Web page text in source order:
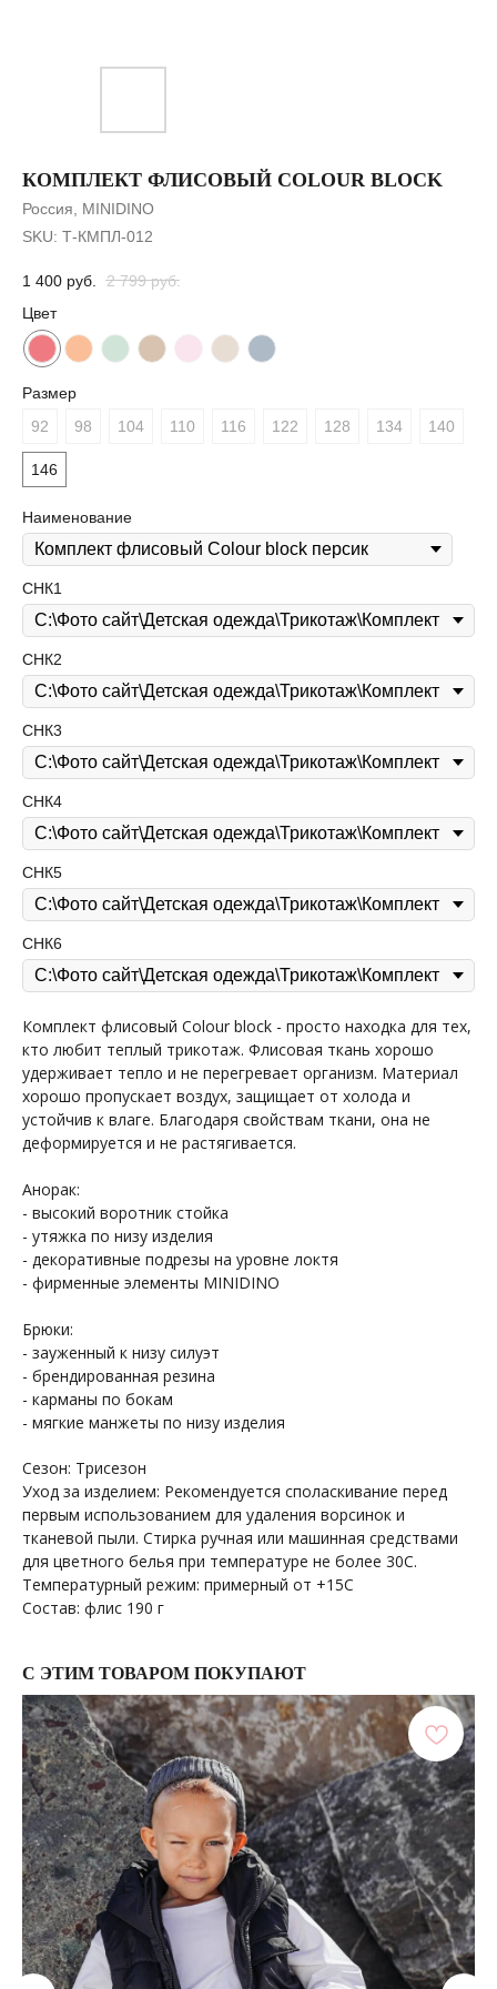
КОМПЛЕКТ ФЛИСОВЫЙ COLOUR BLOCK
Россия, MINIDINO
SKU: Т-КМПЛ-012
1 400 руб. 2 799 руб.
Цвет
Размер
92
98 104 110 116 122 128 134 140
146
Наименование
СНК1
СНК2
СНК3
СНК4
СНК5
СНК6
Комплект флисовый Colour block - просто находка для тех,
кто любит теплый трикотаж. Флисовая ткань хорошо
удерживает тепло и не перегревает организм. Материал
хорошо пропускает воздух, защищает от холода и
устойчив к влаге. Благодаря свойствам ткани, она не
деформируется и не растягивается.
Анорак:
- высокий воротник стойка
- утяжка по низу изделия
- декоративные подрезы на уровне локтя
- фирменные элементы MINIDINO
Брюки:
- зауженный к низу силуэт
- брендированная резина
- карманы по бокам
- мягкие манжеты по низу изделия
Сезон: Трисезон
Уход за изделием: Рекомендуется споласкивание перед
первым использованием для удаления ворсинок и
тканевой пыли. Стирка ручная или машинная средствами
для цветного белья при температуре не более 30С.
Температурный режим: примерный от +15С
Состав: флис 190 г
С ЭТИМ ТОВАРОМ ПОКУПАЮТ
Доставка
Условия оплаты и возврата
Рассрочка
Уход за изделиями
Каталог
О бренде
Сертификаты
Акции
Оптовые закупки
+7 964 429-41-29
ПОКУПАТЕЛЯМ МЕНЮ
КОНТАКТЫ
+7 964 420-94-43
WhatsApp
Telegram
Вконтакте
СОЦСЕТИ